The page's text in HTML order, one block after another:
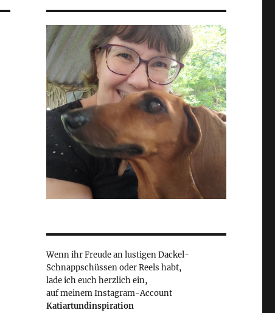
Wenn ihr Freude an lustigen Dackel-
Schnappschüssen oder Reels habt,
lade ich euch herzlich ein,
auf meinem Instagram-Account
Katiartundinspiration